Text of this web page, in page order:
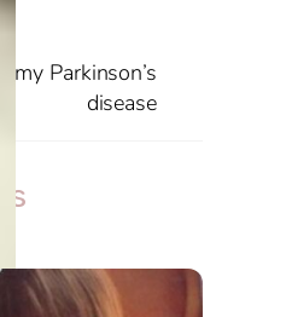
my Parkinson’s
disease